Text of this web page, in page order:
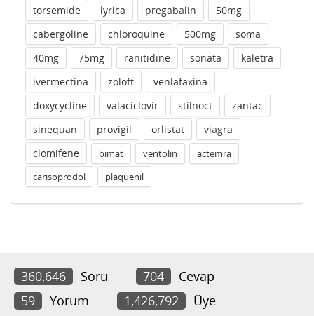
torsemide
lyrica pregabalin
50mg
cabergoline
chloroquine 500mg
soma
40mg
75mg ranitidine sonata
kaletra
ivermectina
zoloft
venlafaxina
doxycycline
valaciclovir stilnoct
zantac
sinequan
provigil orlistat
viagra
clomifene
bimat ventolin
actemra
carisoprodol
plaquenil
360,646 Soru 704
Cevap
59
Yorum 1,426,792 Üye